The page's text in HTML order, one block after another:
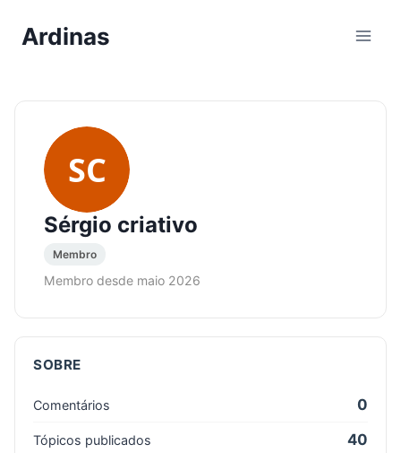
paraArdinas
SC
Sérgio criativo
Membro
Membro desde maio 2026
SOBRE
Comentários 0
Tópicos publicados 40